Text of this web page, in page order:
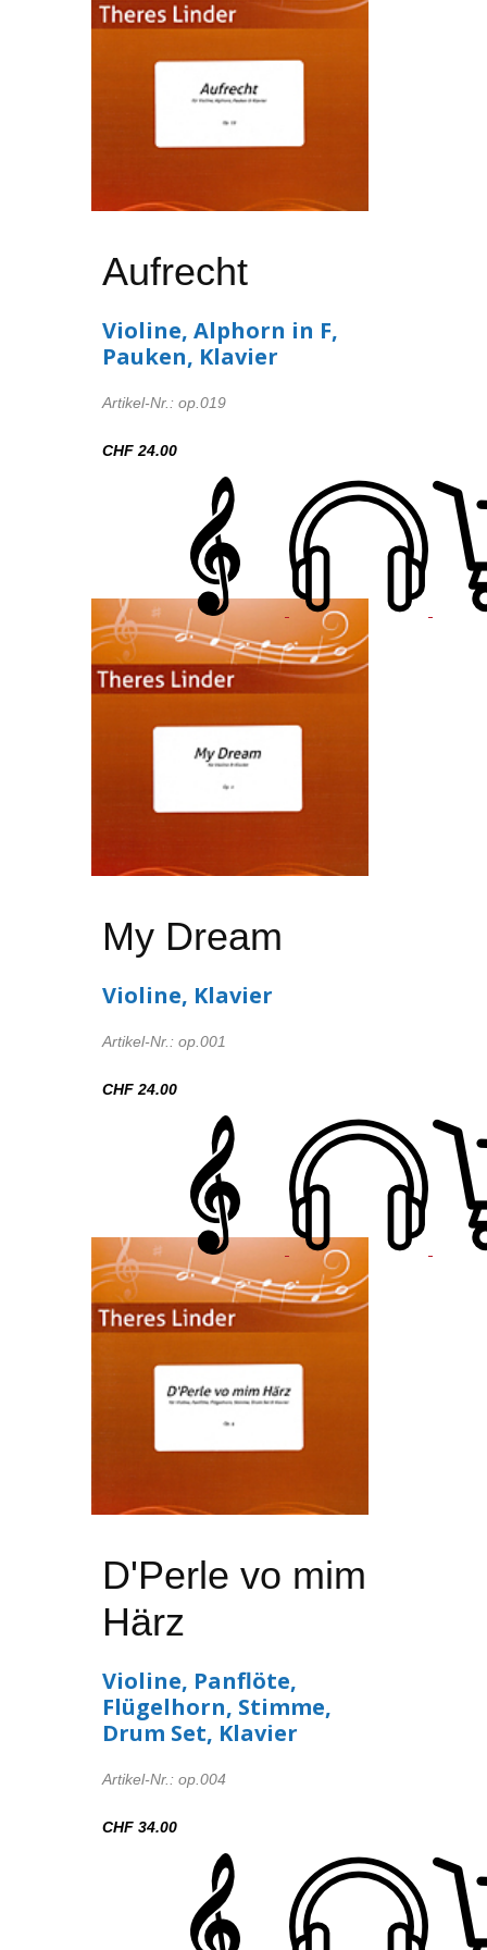
Aufrecht
Violine, Alphorn in F,
Pauken, Klavier
Artikel-Nr.: op.019
CHF 24.00
My Dream
Violine, Klavier
Artikel-Nr.: op.001
CHF 24.00
D'Perle vo mim
Härz
Violine, Panflöte,
Flügelhorn, Stimme,
Drum Set, Klavier
Artikel-Nr.: op.004
CHF 34.00